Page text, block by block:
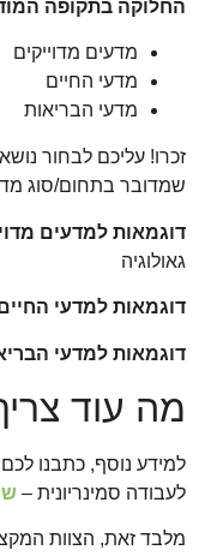
החלוקה בתקופה
מדעים מדוייקים
מדעי החיים
מדעי הבריאות
זכרו! עליכם לבחור
שמדובר בתחום/סוג
דוגמאות למדעים
גאולוגיה
דוגמאות למדעי
דוגמאות למדעי
מה עוד
למידע נוסף, כתבנו
לעבודה סמינריונית –
מלבד זאת, הצוות